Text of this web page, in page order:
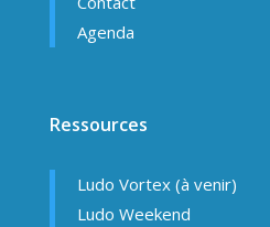
Agenda
Ressources
Ludo Vortex (à venir)
Ludo Weekend